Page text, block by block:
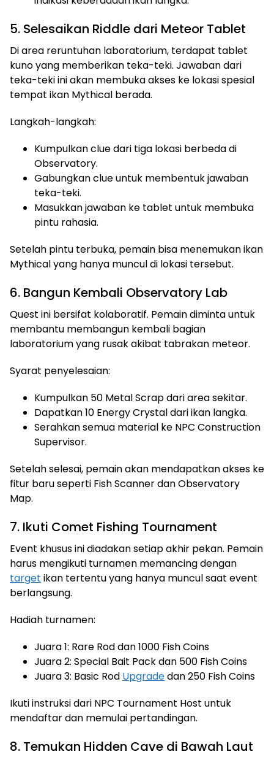
5. Selesaikan Riddle dari Meteor Tablet
Di area reruntuhan laboratorium, terdapat tablet
kuno yang memberikan teka-teki. Jawaban dari
teka-teki ini akan membuka akses ke lokasi spesial
tempat ikan Mythical berada.
Langkah-langkah:
Kumpulkan clue dari tiga lokasi berbeda di
Observatory.
Gabungkan clue untuk membentuk jawaban
teka-teki.
Masukkan jawaban ke tablet untuk membuka
pintu rahasia.
Setelah pintu terbuka, pemain bisa menemukan ikan
Mythical yang hanya muncul di lokasi tersebut.
6. Bangun Kembali Observatory Lab
Quest ini bersifat kolaboratif. Pemain diminta untuk
membantu membangun kembali bagian
laboratorium yang rusak akibat tabrakan meteor.
Syarat penyelesaian:
Kumpulkan 50 Metal Scrap dari area sekitar.
Dapatkan 10 Energy Crystal dari ikan langka.
Serahkan semua material ke NPC Construction
Supervisor.
Setelah selesai, pemain akan mendapatkan akses ke
fitur baru seperti Fish Scanner dan Observatory
Map.
7. Ikuti Comet Fishing Tournament
Event khusus ini diadakan setiap akhir pekan. Pemain
harus mengikuti turnamen memancing dengan
target ikan tertentu yang hanya muncul saat event
berlangsung.
Hadiah turnamen:
Juara 1: Rare Rod dan 1000 Fish Coins
Juara 2: Special Bait Pack dan 500 Fish Coins
Juara 3: Basic Rod Upgradedan 250 Fish Coins
Ikuti instruksi dari NPC Tournament Host untuk
mendaftar dan memulai pertandingan.
8. Temukan Hidden Cave di Bawah Laut